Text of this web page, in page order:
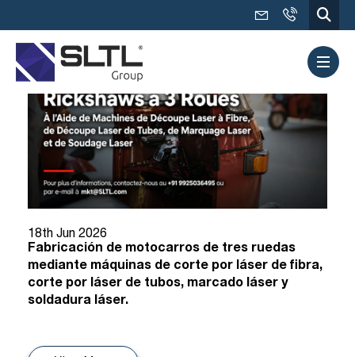
18th Jun 2026
Fabricación de motocarros de tres ruedas
mediante máquinas de corte por láser de fibra,
corte por láser de tubos, marcado láser y
soldadura láser.